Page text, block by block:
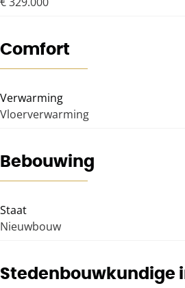
Comfort
Verwarming
Vloerverwarming
Bebouwing
Staat
Nieuwbouw
Stedenbouwkundige